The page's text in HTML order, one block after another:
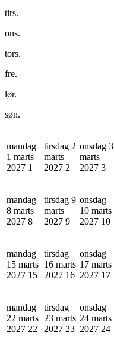
tirs.
ons.
tors.
fre.
lør.
søn.
mandag
1 marts
2027 1
tirsdag 2
marts
2027 2
onsdag 3
marts
2027 3
mandag
8 marts
2027 8
tirsdag 9
marts
2027 9
onsdag
10 marts
2027 10
mandag
15 marts
2027 15
tirsdag
16 marts
2027 16
onsdag
17 marts
2027 17
mandag
22 marts
2027 22
tirsdag
23 marts
2027 23
onsdag
24 marts
2027 24